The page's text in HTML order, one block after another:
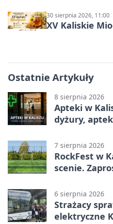
30 sierpnia 2026, 11:00
XV Kaliskie
Ostatnie Artykuły
8 sierpnia 2026
Apteki w
dyżury,
7 sierpnia 2026
RockFest w
scenie.
6 sierpnia 2026
Strażacy
elektryczne